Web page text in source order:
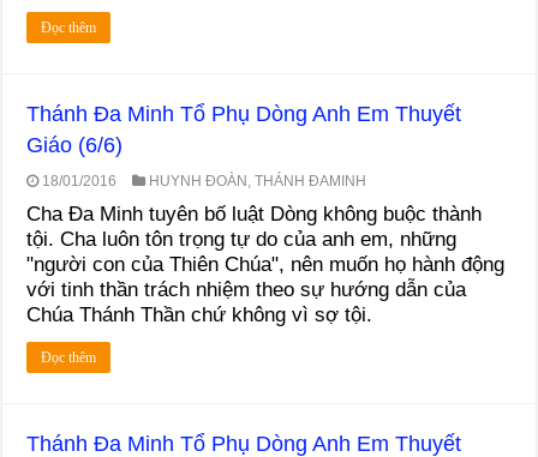
Đọc thêm
Thánh Đa Minh Tổ Phụ Dòng Anh Em Thuyết
Giáo (6/6)
18/01/2016 HUYNH ĐOÀN ,THÁNH ĐAMINH
Cha Đa Minh tuyên bố luật Dòng không buộc thành
tội. Cha luôn tôn trọng tự do của anh em, những
"người con của Thiên Chúa", nên muốn họ hành động
với tinh thần trách nhiệm theo sự hướng dẫn của
Chúa Thánh Thần chứ không vì sợ tội.
Đọc thêm
Thánh Đa Minh Tổ Phụ Dòng Anh Em Thuyết